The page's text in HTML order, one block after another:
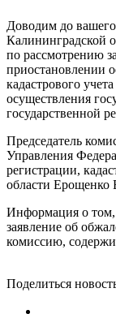
Доводим до
Калининградской
по рассмотрению
приостановлении
кадастрового
осуществления
государственной
Председатель
Управления
регистрации,
области
Информация о том,
заявление об
комиссию,
Поделиться